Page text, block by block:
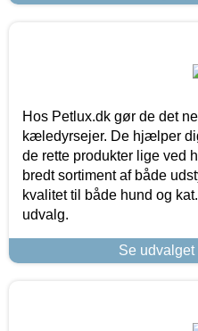
Hos Petlux.dk gør de det
kæledyrsejer. De hjælper
de rette produkter lige ved
bredt sortiment af både
kvalitet til både hund og
udvalg.
Se